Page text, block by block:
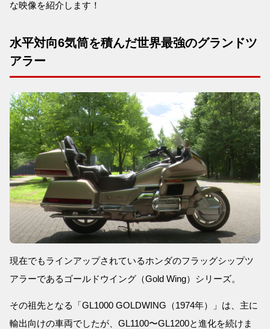
な映像を紹介します！
水平対向6気筒を積んだ世界最強のグランドツ
アラー
現在でもラインアップされているホンダのフラッグシップツ
アラーであるゴールドウイング（Gold Wing）シリーズ。
その祖先となる「GL1000 GOLDWING（1974年）」は、主に
輸出向けの車両でしたが、GL1100〜GL1200と進化を続けま